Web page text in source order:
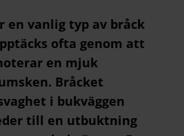
en vanlig typ av bråck
ofta genom att
en mjuk
Bråcket
i bukväggen
till en utbuktning